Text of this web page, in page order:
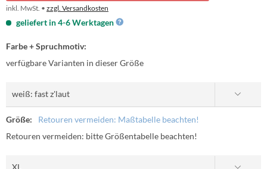
inkl. MwSt. • zzgl. Versandkosten
geliefert in 4-6 Werktagen
Farbe + Spruchmotiv:
verfügbare Varianten in dieser Größe
Größe:
Retouren vermeiden: Maßtabelle beachten!
Retouren vermeiden: bitte Größentabelle beachten!